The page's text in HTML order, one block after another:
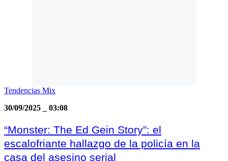
Tendencias Mix
30/09/2025
03:08
“Monster: The Ed Gein Story”: el
escalofriante hallazgo de la policía en la
casa del asesino serial